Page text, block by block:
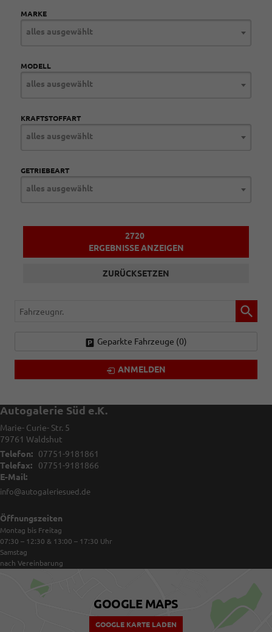
MARKE
alles ausgewählt
MODELL
alles ausgewählt
KRAFTSTOFFART
alles ausgewählt
GETRIEBEART
alles ausgewählt
2720
ERGEBNISSE ANZEIGEN
ZURÜCKSETZEN
Fahrzeugnr.
Geparkte Fahrzeuge (0)
ANMELDEN
Autogalerie Süd e.K.
Marie- Curie- Str. 5
79761 Waldshut
Telefon:
07751-9181861
Telefax:
07751-9181866
E-Mail:
info@autogaleriesued.de
Öffnungszeiten
Montag bis Freitag
07:30 – 12:30 & 13:00 – 17:30 Uhr
Samstag
nach Vereinbarung
GOOGLE MAPS
GOOGLE KARTE LADEN